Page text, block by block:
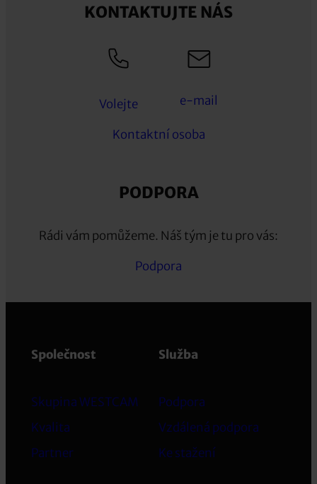
KONTAKTUJTE NÁS
Volejte e-mail
Kontaktní osoba
PODPORA
Rádi vám pomůžeme. Náš tým je tu pro vás:
Podpora
Společnost
Skupina WESTCAM
Kvalita
Partner
Služba
Podpora
Vzdálená podpora
Ke stažení